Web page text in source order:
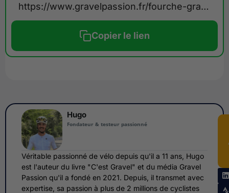
https://www.gravelpassion.fr/fourche-gravel/
Copier le lien
Hugo
Fondateur & testeur passionné
Véritable passionné de vélo depuis qu'il a 11 ans, Hugo
est l'auteur du livre "C'est Gravel" et du média Gravel
Passion qu'il a fondé en 2021. Depuis, il transmet avec
expertise, sa passion à plus de 2 millions de cyclistes